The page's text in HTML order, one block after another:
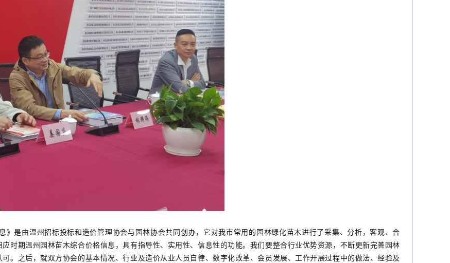
由温州招标投标和造价管理协会与园林协会共同创办，它对我市常用的园林绿化苗木进行了采集、分析，客观、合
时期温州园林苗木综合价格信息，具有指导性、实用性、信息性的功能。我们要整合行业优势资源，不断更新完善园林
。之后，就双方协会的基本情况、行业及造价从业人员自律、数字化改革、会员发展、工作开展过程中的做法、经验及